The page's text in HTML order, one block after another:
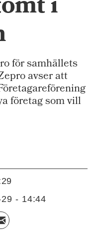
för samhällets
avser att
företag som vill
29 - 14:44